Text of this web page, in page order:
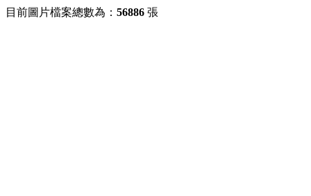
目前圖片檔案總數為： 56886 張